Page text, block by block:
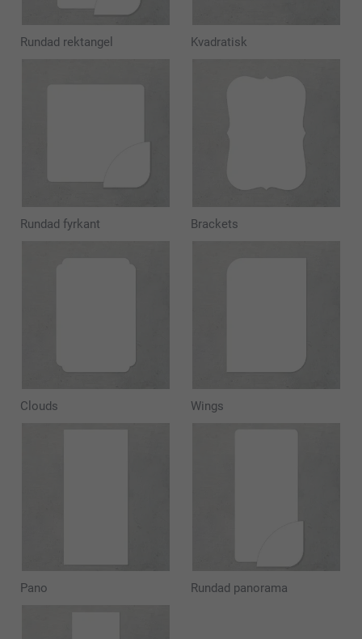
Rundad rektangel Kvadratisk
Rundad fyrkant Brackets
Clouds Wings
Pano Rundad panorama